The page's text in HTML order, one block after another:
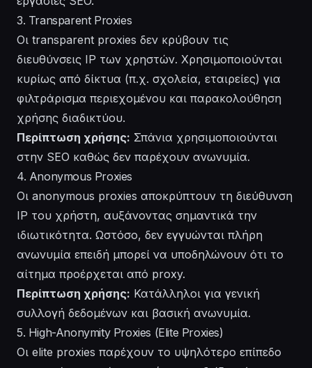
3. Transparent Proxies
Οι transparent proxies δεν κρύβουν τις
διευθύνσεις IP των χρηστών. Χρησιμοποιούνται
κυρίως από δίκτυα (π.χ. σχολεία, εταιρείες) για
φιλτράρισμα περιεχομένου και παρακολούθηση
χρήσης διαδικτύου.
Περίπτωση χρήσης: Σπάνια χρησιμοποιούνται
στην SEO καθώς δεν παρέχουν ανωνυμία.
4. Anonymous Proxies
Οι anonymous proxies αποκρύπτουν τη διεύθυνση
IP του χρήστη, αυξάνοντας σημαντικά την
ιδιωτικότητα. Ωστόσο, δεν εγγυώνται πλήρη
ανωνυμία επειδή μπορεί να υποδηλώνουν ότι το
αίτημα προέρχεται από proxy.
Περίπτωση χρήσης: Κατάλληλοι για γενική
συλλογή δεδομένων και βασική ανωνυμία.
5. High-Anonymity Proxies (Elite Proxies)
Οι elite proxies παρέχουν το υψηλότερο επίπεδο